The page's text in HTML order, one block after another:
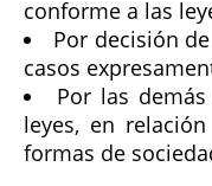
conforme a las
Por decisión
casos
Por las
leyes, en
formas de